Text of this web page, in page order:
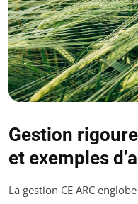
Gestion
et exemples
La gestion CE ARC